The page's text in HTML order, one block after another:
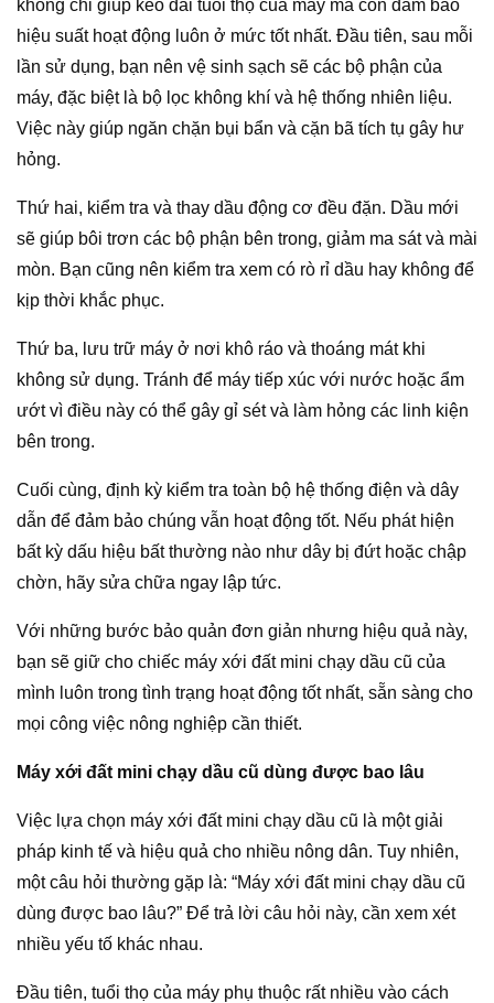
không chỉ giúp kéo dài tuổi thọ của máy mà còn đảm bảo
hiệu suất hoạt động luôn ở mức tốt nhất. Đầu tiên, sau mỗi
lần sử dụng, bạn nên vệ sinh sạch sẽ các bộ phận của
máy, đặc biệt là bộ lọc không khí và hệ thống nhiên liệu.
Việc này giúp ngăn chặn bụi bẩn và cặn bã tích tụ gây hư
hỏng.
Thứ hai, kiểm tra và thay dầu động cơ đều đặn. Dầu mới
sẽ giúp bôi trơn các bộ phận bên trong, giảm ma sát và mài
mòn. Bạn cũng nên kiểm tra xem có rò rỉ dầu hay không để
kịp thời khắc phục.
Thứ ba, lưu trữ máy ở nơi khô ráo và thoáng mát khi
không sử dụng. Tránh để máy tiếp xúc với nước hoặc ẩm
ướt vì điều này có thể gây gỉ sét và làm hỏng các linh kiện
bên trong.
Cuối cùng, định kỳ kiểm tra toàn bộ hệ thống điện và dây
dẫn để đảm bảo chúng vẫn hoạt động tốt. Nếu phát hiện
bất kỳ dấu hiệu bất thường nào như dây bị đứt hoặc chập
chờn, hãy sửa chữa ngay lập tức.
Với những bước bảo quản đơn giản nhưng hiệu quả này,
bạn sẽ giữ cho chiếc máy xới đất mini chạy dầu cũ của
mình luôn trong tình trạng hoạt động tốt nhất, sẵn sàng cho
mọi công việc nông nghiệp cần thiết.
Máy xới đất mini chạy dầu cũ dùng được bao lâu
Việc lựa chọn máy xới đất mini chạy dầu cũ là một giải
pháp kinh tế và hiệu quả cho nhiều nông dân. Tuy nhiên,
một câu hỏi thường gặp là: “Máy xới đất mini chạy dầu cũ
dùng được bao lâu?” Để trả lời câu hỏi này, cần xem xét
nhiều yếu tố khác nhau.
Đầu tiên, tuổi thọ của máy phụ thuộc rất nhiều vào cách